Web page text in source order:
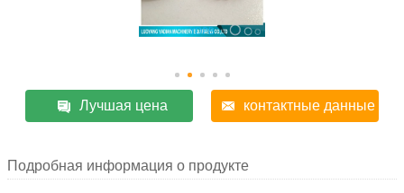
Лучшая цена контактные данные
Подробная информация о продукте